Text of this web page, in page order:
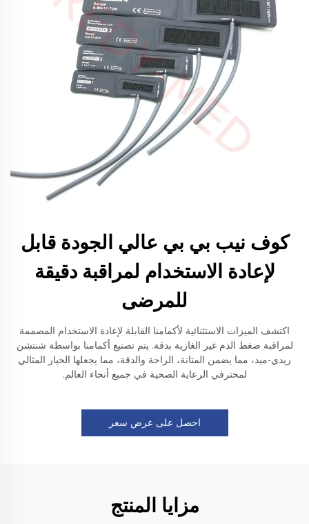
كوف نيب بي بي عالي الجودة قابل
لإعادة الاستخدام لمراقبة دقيقة
للمرضى
اكتشف الميزات الاستثنائية لأكمامنا القابلة لإعادة الاستخدام المصممة
لمراقبة ضغط الدم غير الغازية بدقة. يتم تصنيع أكمامنا بواسطة شنتشن
ريدي-ميد، مما يضمن المتانة، الراحة والدقة، مما يجعلها الخيار المثالي
لمحترفي الرعاية الصحية في جميع أنحاء العالم.
احصل على عرض سعر
مزايا المنتج